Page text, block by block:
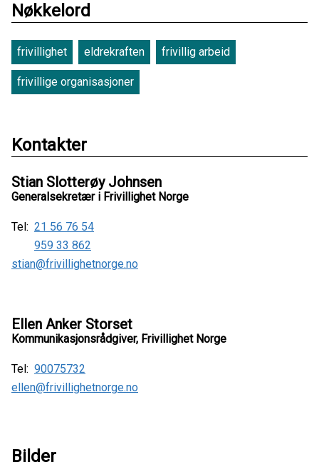
Nøkkelord
frivillighet eldrekraften frivillig arbeid
frivillige organisasjoner
Kontakter
Stian Slotterøy Johnsen
Generalsekretær i Frivillighet Norge
Tel: 21 56 76 54
959 33 862
stian@frivillighetnorge.no
Ellen Anker Storset
Kommunikasjonsrådgiver, Frivillighet Norge
Tel: 90075732
ellen@frivillighetnorge.no
Bilder